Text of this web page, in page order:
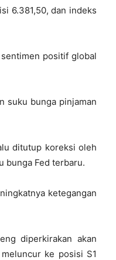
6.381,50, dan indeks
positif global
suku bunga pinjaman
ditutup koreksi oleh
bunga Fed terbaru.
ketegangan
diperkirakan akan
ke posisi S1